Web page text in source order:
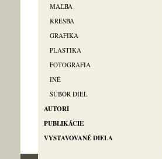
MAĽBA
KRESBA
GRAFIKA
PLASTIKA
FOTOGRAFIA
INÉ
SÚBOR DIEL
AUTORI
PUBLIKÁCIE
VYSTAVOVANÉ DIELA